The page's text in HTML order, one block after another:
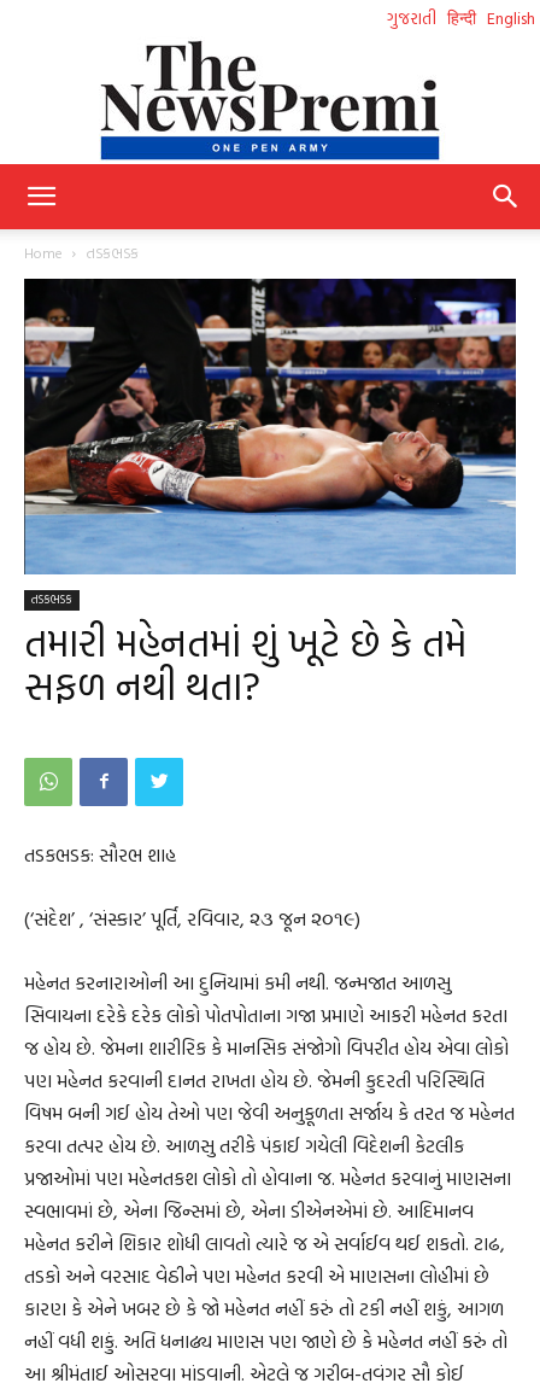
ગુજરાતી हिन्दी English
Gujarati
Home તડકભડક
તડકભડક
તમારી મહેનતમાં શું ખૂટે છે કે તમે
સફળ નથી થતા?
તડકભડક: સૌરભ શાહ
(‘સંદેશ’ , ‘સંસ્કાર’ પૂર્તિ, રવિવાર, ૨૩ જૂન ૨૦૧૯)
મહેનત કરનારાઓની આ દુનિયામાં કમી નથી. જન્મજાત આળસુ
સિવાયના દરેકે દરેક લોકો પોતપોતાના ગજા પ્રમાણે આકરી મહેનત કરતા
જ હોય છે. જેમના શારીરિક કે માનસિક સંજોગો વિપરીત હોય એવા લોકો
પણ મહેનત કરવાની દાનત રાખતા હોય છે. જેમની કુદરતી પરિસ્થિતિ
વિષમ બની ગઈ હોય તેઓ પણ જેવી અનુકૂળતા સર્જાય કે તરત જ મહેનત
કરવા તત્પર હોય છે. આળસુ તરીકે પંકાઈ ગયેલી વિદેશની કેટલીક
પ્રજાઓમાં પણ મહેનતકશ લોકો તો હોવાના જ. મહેનત કરવાનું માણસના
સ્વભાવમાં છે, એના જિન્સમાં છે, એના ડીએનએમાં છે. આદિમાનવ
મહેનત કરીને શિકાર શોધી લાવતો ત્યારે જ એ સર્વાઈવ થઈ શકતો. ટાઢ,
તડકો અને વરસાદ વેઠીને પણ મહેનત કરવી એ માણસના લોહીમાં છે
કારણ કે એને ખબર છે કે જો મહેનત નહીં કરું તો ટકી નહીં શકું, આગળ
નહીં વધી શકું. અતિ ધનાઢ્ય માણસ પણ જાણે છે કે મહેનત નહીં કરું તો
આ શ્રીમંતાઈ ઓસરવા માંડવાની. એટલે જ ગરીબ-તવંગર સૌ કોઈ